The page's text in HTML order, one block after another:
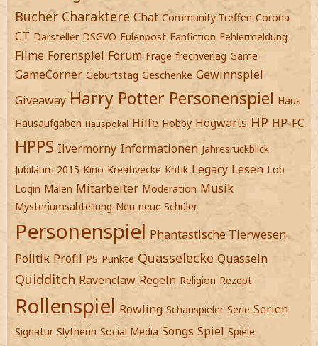
Bücher Charaktere Chat Community Treffen Corona
CT Darsteller DSGVO Eulenpost Fanfiction Fehlermeldung
Filme Forenspiel Forum Frage frechverlag Game
GameCorner Geburtstag Geschenke Gewinnspiel
Giveaway Harry Potter Personenspiel Haus
Hausaufgaben Hauspokal Hilfe Hobby Hogwarts HP HP-FC
HPPS Ilvermorny Informationen Jahresrückblick
Jubiläum 2015 Kino Kreativecke Kritik Legacy Lesen Lob
Login Malen Mitarbeiter Moderation Musik
Mysteriumsabteilung Neu neue Schüler
Personenspiel Phantastische Tierwesen
Politik Profil PS Punkte Quasselecke Quasseln
Quidditch Ravenclaw Regeln Religion Rezept
Rollenspiel Rowling Schauspieler Serie Serien
Signatur Slytherin Social Media Songs Spiel Spiele